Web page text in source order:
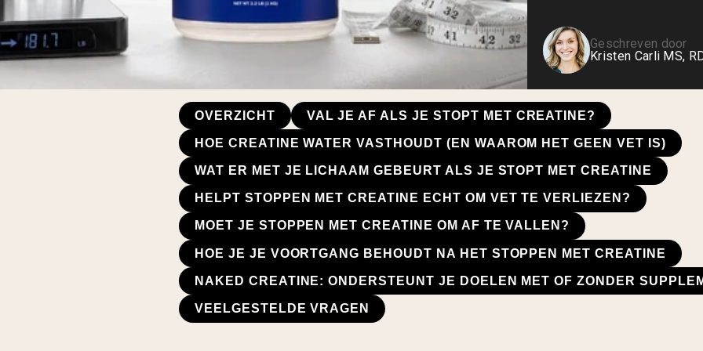
Geschreven door
Kristen Carli MS,
OVERZICHT VAL JE AF ALS JE STOPT MET CREATINE?
HOE CREATINE WATER VASTHOUDT (EN WAAROM HET GEEN VET IS)
WAT ER MET JE LICHAAM GEBEURT ALS JE STOPT MET CREATINE
HELPT STOPPEN MET CREATINE ECHT OM VET TE VERLIEZEN?
MOET JE STOPPEN MET CREATINE OM AF TE VALLEN?
HOE JE JE VOORTGANG BEHOUDT NA HET STOPPEN MET CREATINE
NAKED CREATINE: ONDERSTEUNT JE DOELEN MET OF ZONDER
VEELGESTELDE VRAGEN